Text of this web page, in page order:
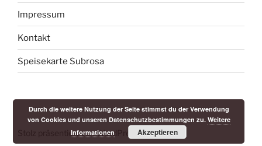
Impressum
Kontakt
Speisekarte Subrosa
Stolz präsentiert von WordPress
Durch die weitere Nutzung der Seite stimmst du der Verwendung
von Cookies und unseren Datenschutzbestimmungen zu. Weitere
Informationen
Akzeptieren